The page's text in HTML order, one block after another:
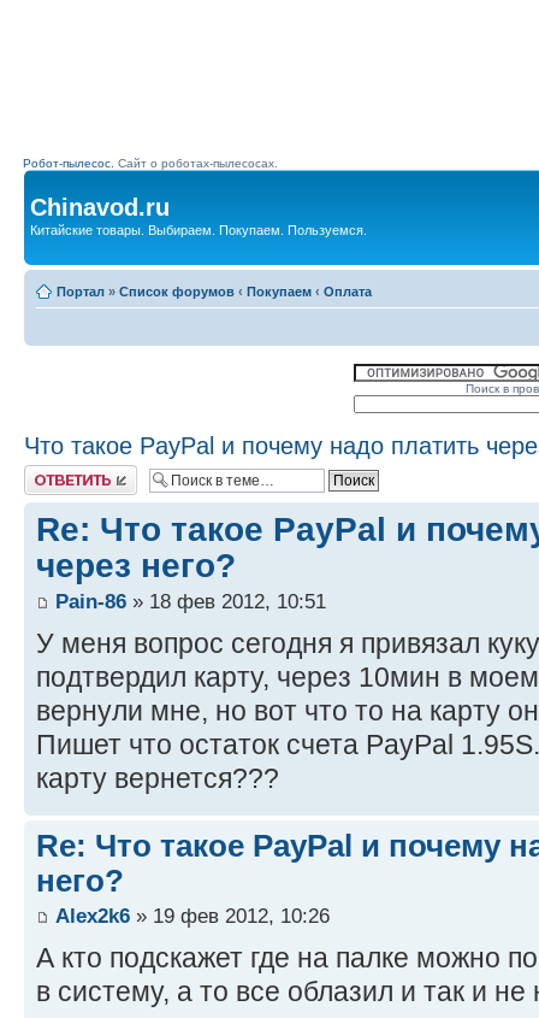
Робот-пылесос. Сайт о роботах-пылесосах.
Chinavod.ru
Китайские товары. Выбираем. Покупаем. Пользуемся.
Портал » Список форумов ‹ Покупаем ‹ Оплата
Поиск в
Что такое PayPal и почему надо платить
Комментировать
Re: Что такое PayPal и
через него?
Pain-86 » 18 фев 2012, 10:51
У меня вопрос сегодня я привязал
подтвердил карту, через 10мин в
вернули мне, но вот что то на карту
Пишет что остаток счета PayPal
карту вернется???
Re: Что такое PayPal и почему
него?
Alex2k6 » 19 фев 2012, 10:26
А кто подскажет где на палке можно
в систему, а то все облазил и так и